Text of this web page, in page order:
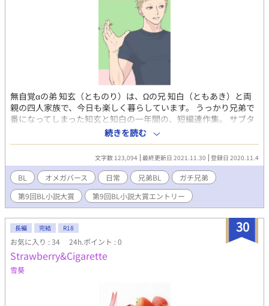
無自覚αの弟 知玄（とものり）は、Ωの兄 知白（ともあき）と両
親の四人家族で、今日も楽しく暮らしています。 うっかり兄弟で
番になってしまった知玄と知白の一年間の、短編連作集。 サブタ
イトル頭に●がついているのが弟のターン、○がついているのが
兄のターンです。 ＊＊＊ 本作品はエブリスタに投稿するために書
いた作品に加筆修正とオマケをつけたものです。 修正前のものは
こちら→https://estar.jp/novels/25730073 更新頻度はのんびり、
更新日時は気が向いた時です。 ※表紙はPicrewの「ゆち式男子メ
ーカー改」で作りました。 https://picrew.me/share?
cd=s90J4fWgn5 *** 【登場人物】 ●井田知玄（いだ とものり）
12月26日生まれ。19歳。身長179cm。1大学二年生。 自分がαだ
と気づいていない。お兄さんのことが大好き。 ○井田知白（いだ
ともあき） 4月4日生まれ。21歳。身長165cm。社会人3年目。 Ω
であることを隠して生きている。チンピラっぽい。
続きを読む
文字数 123,094 最終更新日 2021.11.30 登録日 2020.11.4
BL オメガバース 日常 兄弟BL
ガチ兄弟
第9回BL小説大賞
第9回BL小説大賞エントリー
30
長編 完結 R18
お気に入り : 34 24h.ポイント : 0
Strawberry&Cigarette
雪葵